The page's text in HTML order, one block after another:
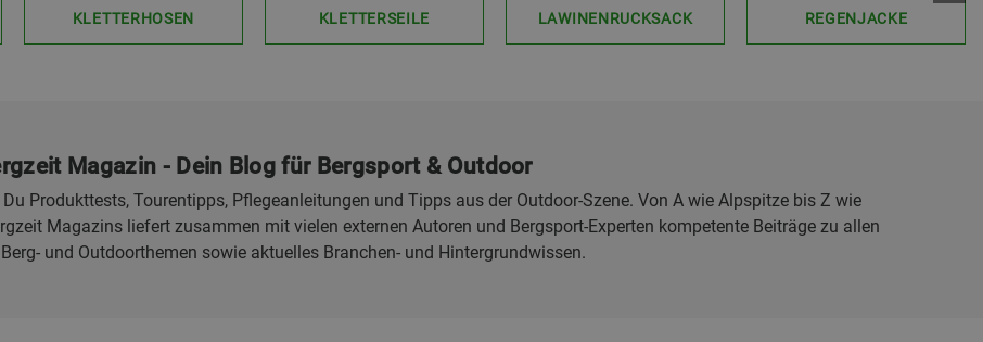
KLETTERHOSEN KLETTERSEILE LAWINENRUCKSACK REGENJACKE
Magazin - Dein Blog für Bergsport & Outdoor
Produkttests, Tourentipps, Pflegeanleitungen und Tipps aus der Outdoor-Szene. Von A wie Alpspitze bis Z wie
Magazins liefert zusammen mit vielen externen Autoren und Bergsport-Experten kompetente Beiträge zu allen
und Outdoorthemen sowie aktuelles Branchen- und Hintergrundwissen.